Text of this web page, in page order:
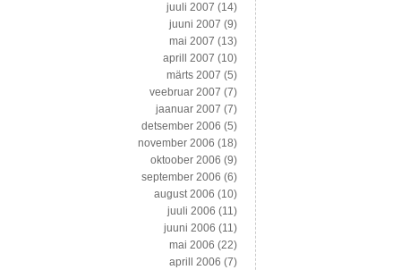
juuli 2007 (14)
juuni 2007 (9)
mai 2007 (13)
aprill 2007 (10)
märts 2007 (5)
veebruar 2007 (7)
jaanuar 2007 (7)
detsember 2006 (5)
november 2006 (18)
oktoober 2006 (9)
september 2006 (6)
august 2006 (10)
juuli 2006 (11)
juuni 2006 (11)
mai 2006 (22)
aprill 2006 (7)